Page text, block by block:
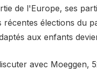
de l'Europe, ses
élections du
aux enfants
avec Moeggen,